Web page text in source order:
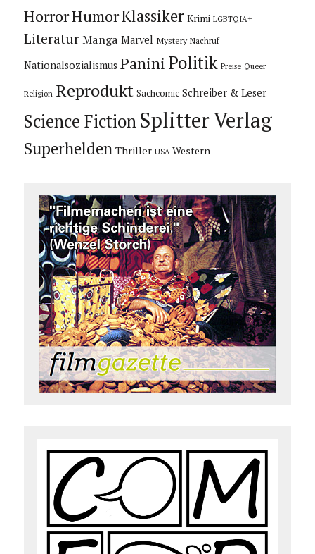
HorrorHumorKlassiker Krimi LGBTQIA+
Literatur Manga Marvel Mystery Nachruf
Nationalsozialismus Panini Politik Preise Queer
Religion Reprodukt Sachcomic Schreiber & Leser
Science Fiction Splitter Verlag
Superhelden Thriller USA Western